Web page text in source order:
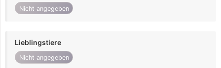
Nicht angegeben
Lieblingstiere
Nicht angegeben